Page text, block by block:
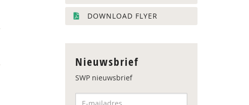
DOWNLOAD FLYER
Nieuwsbrief
SWP nieuwsbrief